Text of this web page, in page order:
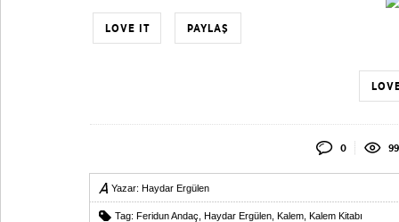
LOVE IT PAYLAŞ
0
Yazar: Haydar Ergülen
Tag: Feridun Andaç Haydar Ergülen Kalem Kalem Kitabı